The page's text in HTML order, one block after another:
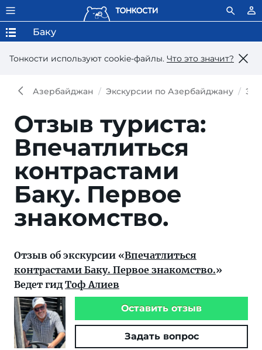
Тонкости используют сookie-файлы. Что это значит?
Баку
Азербайджан Экскурсии по Азербайджану
Отзыв туриста:
Впечатлиться
контрастами
Баку. Первое
знакомство.
Отзыв об экскурсии «Впечатлиться
контрастами Баку. Первое знакомство.»
Ведет гид Тоф Алиев
Оставить отзыв
Задать вопрос